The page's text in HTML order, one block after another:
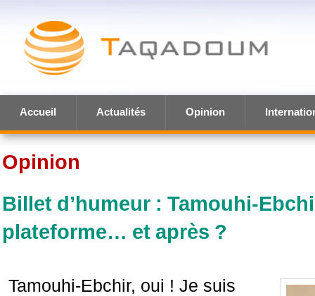
Accueil Actualités Opinion
Opinion
Billet d’humeur : Tamouhi-
plateforme… et après ?
Tamouhi-Ebchir, oui ! Je suis